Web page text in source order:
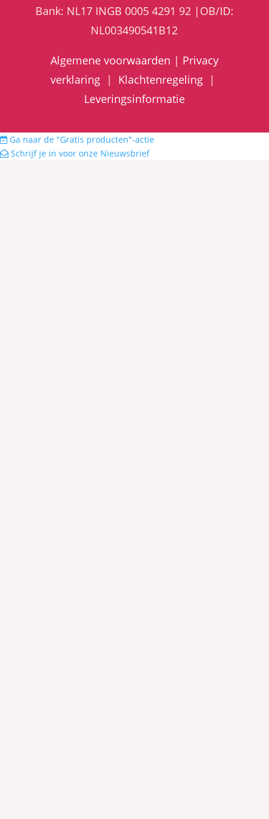
Bank: NL17 INGB 0005 4291 92 |OB/ID:
NL003490541B12
Algemene voorwaarden | Privacy
verklaring | Klachtenregeling |
Leveringsinformatie
Ga naar de "Gratis producten"-actie
Schrijf je in voor onze Nieuwsbrief